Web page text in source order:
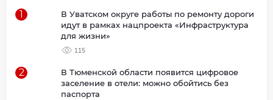
1
В Уватском округе работы по ремонту дороги
идут в рамках нацпроекта «Инфраструктура
для жизни»
115
2
В Тюменской области появится цифровое
заселение в отели: можно обойтись без
паспорта